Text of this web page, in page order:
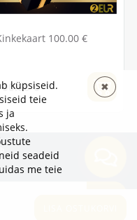
100.00 €
€
küpsiseid.
teie
ja
seadeid
me teie
✖